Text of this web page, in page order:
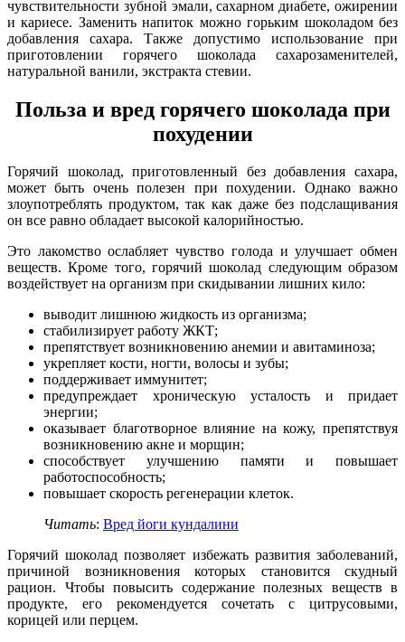
чувствительности зубной эмали, сахарном диабете, ожирении
и кариесе. Заменить напиток можно горьким шоколадом без
добавления сахара. Также допустимо использование при
приготовлении горячего шоколада сахарозаменителей,
натуральной ванили, экстракта стевии.
Польза и вред горячего шоколада при
похудении
Горячий шоколад, приготовленный без добавления сахара,
может быть очень полезен при похудении. Однако важно
злоупотреблять продуктом, так как даже без подслащивания
он все равно обладает высокой калорийностью.
Это лакомство ослабляет чувство голода и улучшает обмен
веществ. Кроме того, горячий шоколад следующим образом
воздействует на организм при скидывании лишних кило:
выводит лишнюю жидкость из организма;
стабилизирует работу ЖКТ;
препятствует возникновению анемии и авитаминоза;
укрепляет кости, ногти, волосы и зубы;
поддерживает иммунитет;
предупреждает хроническую усталость и придает
энергии;
оказывает благотворное влияние на кожу, препятствуя
возникновению акне и морщин;
способствует улучшению памяти и повышает
работоспособность;
повышает скорость регенерации клеток.
Читать: Вред йоги кундалини
Горячий шоколад позволяет избежать развития заболеваний,
причиной возникновения которых становится скудный
рацион. Чтобы повысить содержание полезных веществ в
продукте, его рекомендуется сочетать с цитрусовыми,
корицей или перцем.